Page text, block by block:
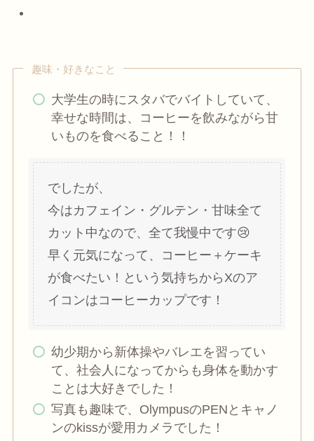
趣味・好きなこと
大学生の時にスタバでバイトしていて、
幸せな時間は、コーヒーを飲みながら甘
いものを食べること！！
でしたが、
今はカフェイン・グルテン・甘味全て
カット中なので、全て我慢中です😢
早く元気になって、コーヒー＋ケーキ
が食べたい！という気持ちからXのア
イコンはコーヒーカップです！
幼少期から新体操やバレエを習ってい
て、社会人になってからも身体を動かす
ことは大好きでした！
写真も趣味で、OlympusのPENとキャノ
ンのkissが愛用カメラでした！